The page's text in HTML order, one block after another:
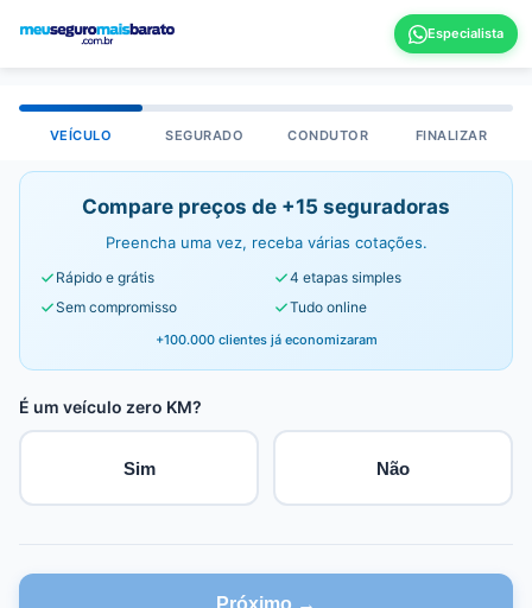
VEÍCULO SEGURADO CONDUTOR FINALIZAR
Compare preços de +15 seguradoras
Preencha uma vez, receba várias cotações.
Rápido e grátis
4 etapas simples
Sem compromisso
Tudo online
+100.000 clientes já economizaram
É um veículo zero KM?
Sim Não
Próximo →